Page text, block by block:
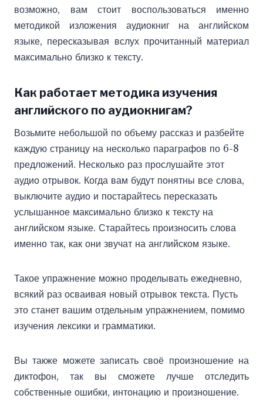
возможно, вам стоит воспользоваться именно
методикой изложения аудиокниг на английском
языке, пересказывая вслух прочитанный материал
максимально близко к тексту.
Как работает методика изучения
английского по аудиокнигам?
Возьмите небольшой по объему рассказ и разбейте
каждую страницу на несколько параграфов по 6-8
предложений. Несколько раз прослушайте этот
аудио отрывок. Когда вам будут понятны все слова,
выключите аудио и постарайтесь пересказать
услышанное максимально близко к тексту на
английском языке. Старайтесь произносить слова
именно так, как они звучат на английском языке.
Такое упражнение можно проделывать ежедневно,
всякий раз осваивая новый отрывок текста. Пусть
это станет вашим отдельным упражнением, помимо
изучения лексики и грамматики.
Вы также можете записать своё произношение на
диктофон, так вы сможете лучше отследить
собственные ошибки, интонацию и произношение.